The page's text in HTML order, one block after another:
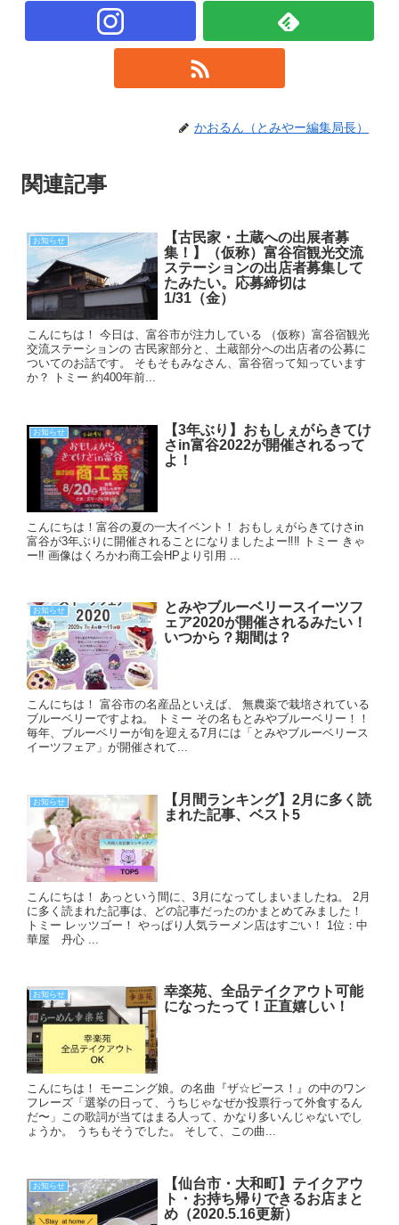
かおるん（とみやー編集局長）
関連記事
お知らせ
【古民家・土蔵への出展者募
集！】（仮称）富谷宿観光交流
ステーションの出店者募集して
たみたい。応募締切は
1/31（金）
こんにちは！ 今日は、富谷市が注力している （仮称）富谷宿観光
交流ステーションの 古民家部分と、土蔵部分への出店者の公募に
ついてのお話です。 そもそもみなさん、富谷宿って知っています
か？ トミー 約400年前...
お知らせ
【3年ぶり】おもしぇがらきてけ
さin富谷2022が開催されるって
よ！
こんにちは！富谷の夏の一大イベント！ おもしぇがらきてけさin
富谷が3年ぶりに開催されることになりましたよー‼︎‼︎ トミー きゃ
ー‼︎ 画像はくろかわ商工会HPより引用 ...
お知らせ
とみやブルーベリースイーツフ
ェア2020が開催されるみたい！
いつから？期間は？
こんにちは！ 富谷市の名産品といえば、 無農薬で栽培されている
ブルーベリーですよね。 トミー その名もとみやブルーベリー！！
毎年、ブルーベリーが旬を迎える7月には「とみやブルーベリース
イーツフェア」が開催されて...
お知らせ
【月間ランキング】2月に多く読
まれた記事、ベスト5
こんにちは！ あっという間に、3月になってしまいましたね。 2月
に多く読まれた記事は、どの記事だったのかまとめてみました！
トミー レッツゴー！ やっぱり人気ラーメン店はすごい！ 1位：中
華屋 丹心 ...
お知らせ
幸楽苑、全品テイクアウト可能
になったって！正直嬉しい！
こんにちは！ モーニング娘。の名曲『ザ☆ピース！』の中のワン
フレーズ「選挙の日って、うちじゃなぜか投票行って外食するん
だ〜」この歌詞が当てはまる人って、かなり多いんじゃないでし
ょうか。 うちもそうでした。 そして、この曲...
お知らせ
【仙台市・大和町】テイクアウ
ト・お持ち帰りできるお店まと
め（2020.5.16更新）